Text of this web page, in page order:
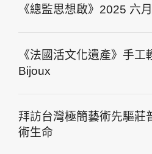
《總監思想啟》2025
《法國活文化遺產》手
Bijoux
拜訪台灣極簡藝術先驅莊
術生命